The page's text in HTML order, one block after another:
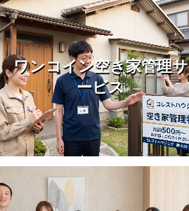
ワンコイン空き家管理サ
ービス